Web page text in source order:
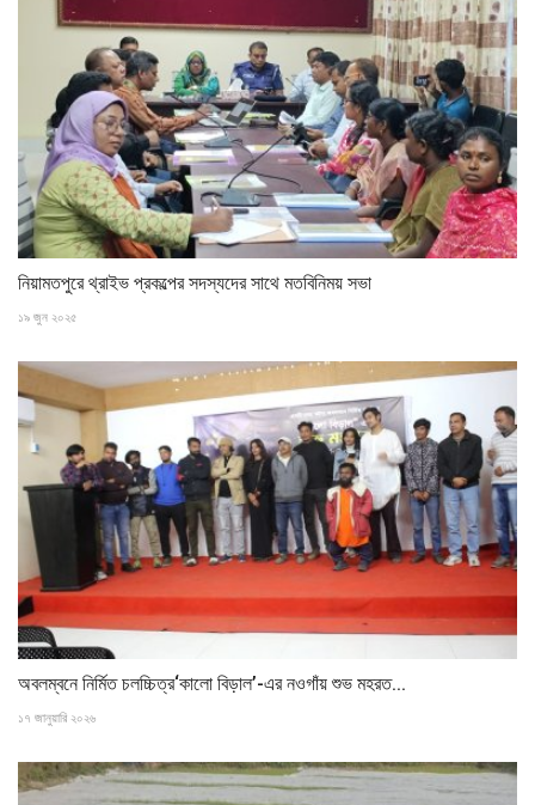
নিয়ামতপুরে থ্রাইভ প্রকল্পের সদস্যদের সাথে মতবিনিময় সভা
১৯ জুন ২০২৫
অবলম্বনে নির্মিত চলচ্চিত্র‘কালো বিড়াল’-এর নওগাঁয় শুভ মহরত...
১৭ জানুয়ারি ২০২৬